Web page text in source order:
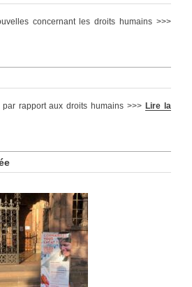
concernant les droits humains >>>
par rapport aux droits humains >>>Lire la